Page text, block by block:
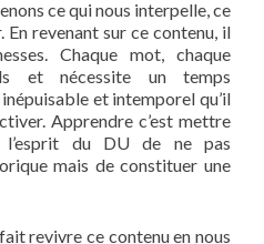
ce qui nous interpelle, ce
En revenant sur ce contenu, il
Chaque mot, chaque
et nécessite un temps
et intemporel qu’il
Apprendre c’est mettre
l’esprit du DU de ne pas
mais de constituer une
revivre ce contenu en nous